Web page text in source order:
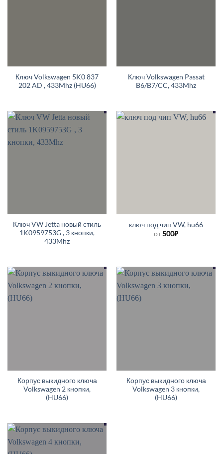
Ключ Volkswagen 5K0 837
202 AD , 433Mhz (HU66)
Ключ Volkswagen Passat
B6/B7/CC, 433Mhz
Ключ VW Jetta новый стиль
1K0959753G , 3 кнопки,
433Mhz
ключ под чип VW, hu66
от500₽
Корпус выкидного ключа
Volkswagen 2 кнопки,
(HU66)
Корпус выкидного ключа
Volkswagen 3 кнопки,
(HU66)